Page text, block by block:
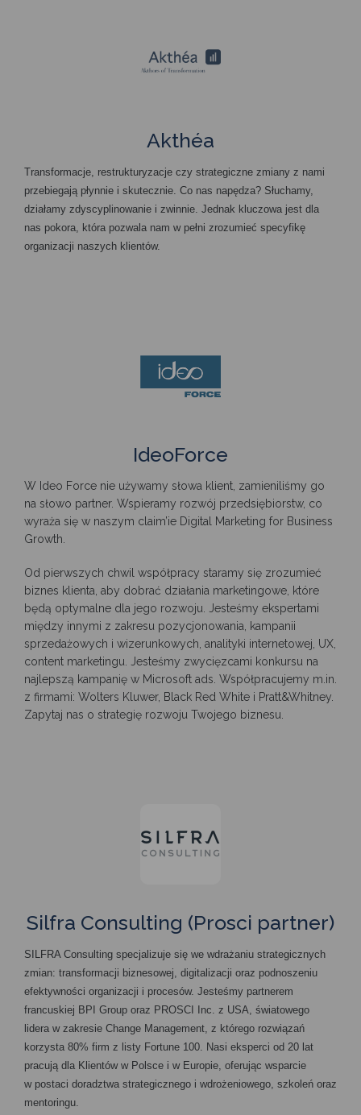
Akthéa
Transformacje, restrukturyzacje czy strategiczne zmiany z nami
przebiegają płynnie i skutecznie. Co nas napędza? Słuchamy,
działamy zdyscyplinowanie i zwinnie. Jednak kluczowa jest dla
nas pokora, która pozwala nam w pełni zrozumieć specyfikę
organizacji naszych klientów.
IdeoForce
W Ideo Force nie używamy słowa klient, zamieniliśmy go
na słowo partner. Wspieramy rozwój przedsiębiorstw, co
wyraża się w naszym claim’ie Digital Marketing for Business
Growth.
Od pierwszych chwil współpracy staramy się zrozumieć
biznes klienta, aby dobrać działania marketingowe, które
będą optymalne dla jego rozwoju. Jesteśmy ekspertami
między innymi z zakresu pozycjonowania, kampanii
sprzedażowych i wizerunkowych, analityki internetowej, UX,
content marketingu. Jesteśmy zwycięzcami konkursu na
najlepszą kampanię w Microsoft ads. Współpracujemy m.in.
z firmami: Wolters Kluwer, Black Red White i Pratt&Whitney.
Zapytaj nas o strategię rozwoju Twojego biznesu.
Silfra Consulting (Prosci partner)
SILFRA Consulting specjalizuje się we wdrażaniu strategicznych
zmian: transformacji biznesowej, digitalizacji oraz podnoszeniu
efektywności organizacji i procesów. Jesteśmy partnerem
francuskiej BPI Group oraz PROSCI Inc. z USA, światowego
lidera w zakresie Change Management, z którego rozwiązań
korzysta 80% firm z listy Fortune 100. Nasi eksperci od 20 lat
pracują dla Klientów w Polsce i w Europie, oferując wsparcie
w postaci doradztwa strategicznego i wdrożeniowego, szkoleń oraz
mentoringu.